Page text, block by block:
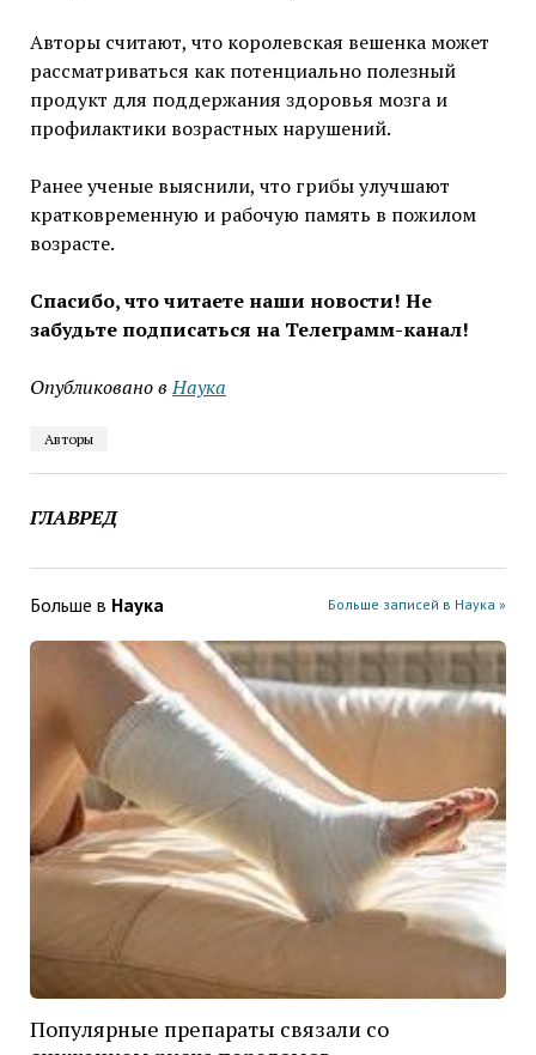
Авторы считают, что королевская вешенка может
рассматриваться как потенциально полезный
продукт для поддержания здоровья мозга и
профилактики возрастных нарушений.
Ранее ученые выяснили, что грибы улучшают
кратковременную и рабочую память в пожилом
возрасте.
Спасибо, что читаете наши новости! Не
забудьте подписаться на Телеграмм-канал!
Опубликовано в Наука
Авторы
ГЛАВРЕД
Больше в Наука Больше записей в Наука »
Популярные препараты связали со